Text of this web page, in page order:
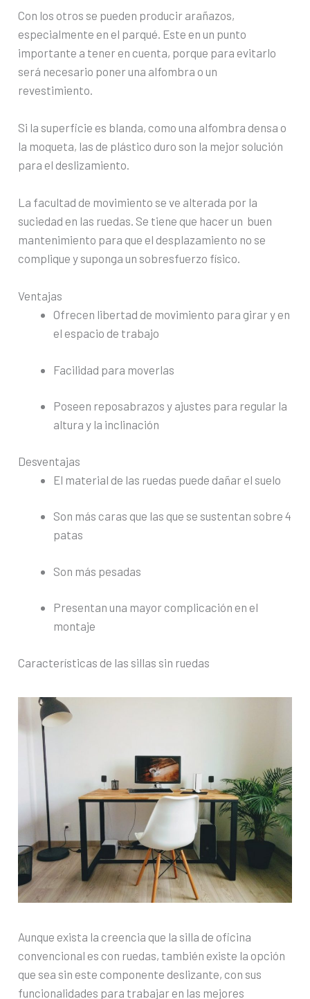
Con los otros se pueden producir arañazos,
especialmente en el parqué. Este en un punto
importante a tener en cuenta, porque para evitarlo
será necesario poner una alfombra o un
revestimiento.
Si la superficie es blanda, como una alfombra densa o
la moqueta, las de plástico duro son la mejor solución
para el deslizamiento.
La facultad de movimiento se ve alterada por la
suciedad en las ruedas. Se tiene que hacer un buen
mantenimiento para que el desplazamiento no se
complique y suponga un sobresfuerzo físico.
Ventajas
Ofrecen libertad de movimiento para girar y en
el espacio de trabajo
Facilidad para moverlas
Poseen reposabrazos y ajustes para regular la
altura y la inclinación
Desventajas
El material de las ruedas puede dañar el suelo
Son más caras que las que se sustentan sobre 4
patas
Son más pesadas
Presentan una mayor complicación en el
montaje
Características de las sillas sin ruedas
Aunque exista la creencia que la silla de oficina
convencional es con ruedas, también existe la opción
que sea sin este componente deslizante, con sus
funcionalidades para trabajar en las mejores